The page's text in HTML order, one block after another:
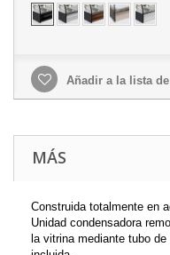
Añadir a la lista
MÁS
Construida totalmente en
Unidad condensadora
la vitrina mediante tubo